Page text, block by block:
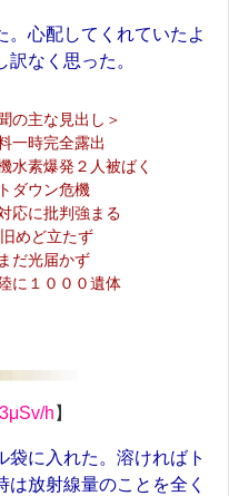
。心配してくれていたよ
なく思った。
の主な見出し＞
一時完全露出
水素爆発２人被ばく
ダウン危機
応に批判強まる
めど立たず
だ光届かず
に１０００遺体
h 】
袋に入れた。溶ければト
放射線量のことを全く